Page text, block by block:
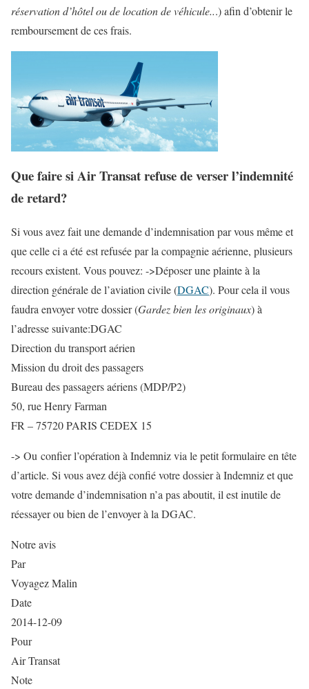
réservation d’hôtel ou de location de véhicule...) afin d’obtenir le
remboursement de ces frais.
Que faire si Air Transat refuse de verser l’indemnité
de retard?
Si vous avez fait une demande d’indemnisation par vous même et
que celle ci a été est refusée par la compagnie aérienne, plusieurs
recours existent. Vous pouvez: ->Déposer une plainte à la
direction générale de l’aviation civile (DGAC). Pour cela il vous
faudra envoyer votre dossier (Gardez bien les originaux) à
l’adresse suivante:DGAC
Direction du transport aérien
Mission du droit des passagers
Bureau des passagers aériens (MDP/P2)
50, rue Henry Farman
FR – 75720 PARIS CEDEX 15
-> Ou confier l’opération à Indemniz via le petit formulaire en tête
d’article. Si vous avez déjà confié votre dossier à Indemniz et que
votre demande d’indemnisation n’a pas aboutit, il est inutile de
réessayer ou bien de l’envoyer à la DGAC.
Notre avis
Par
Voyagez Malin
Date
2014-12-09
Pour
Air Transat
Note